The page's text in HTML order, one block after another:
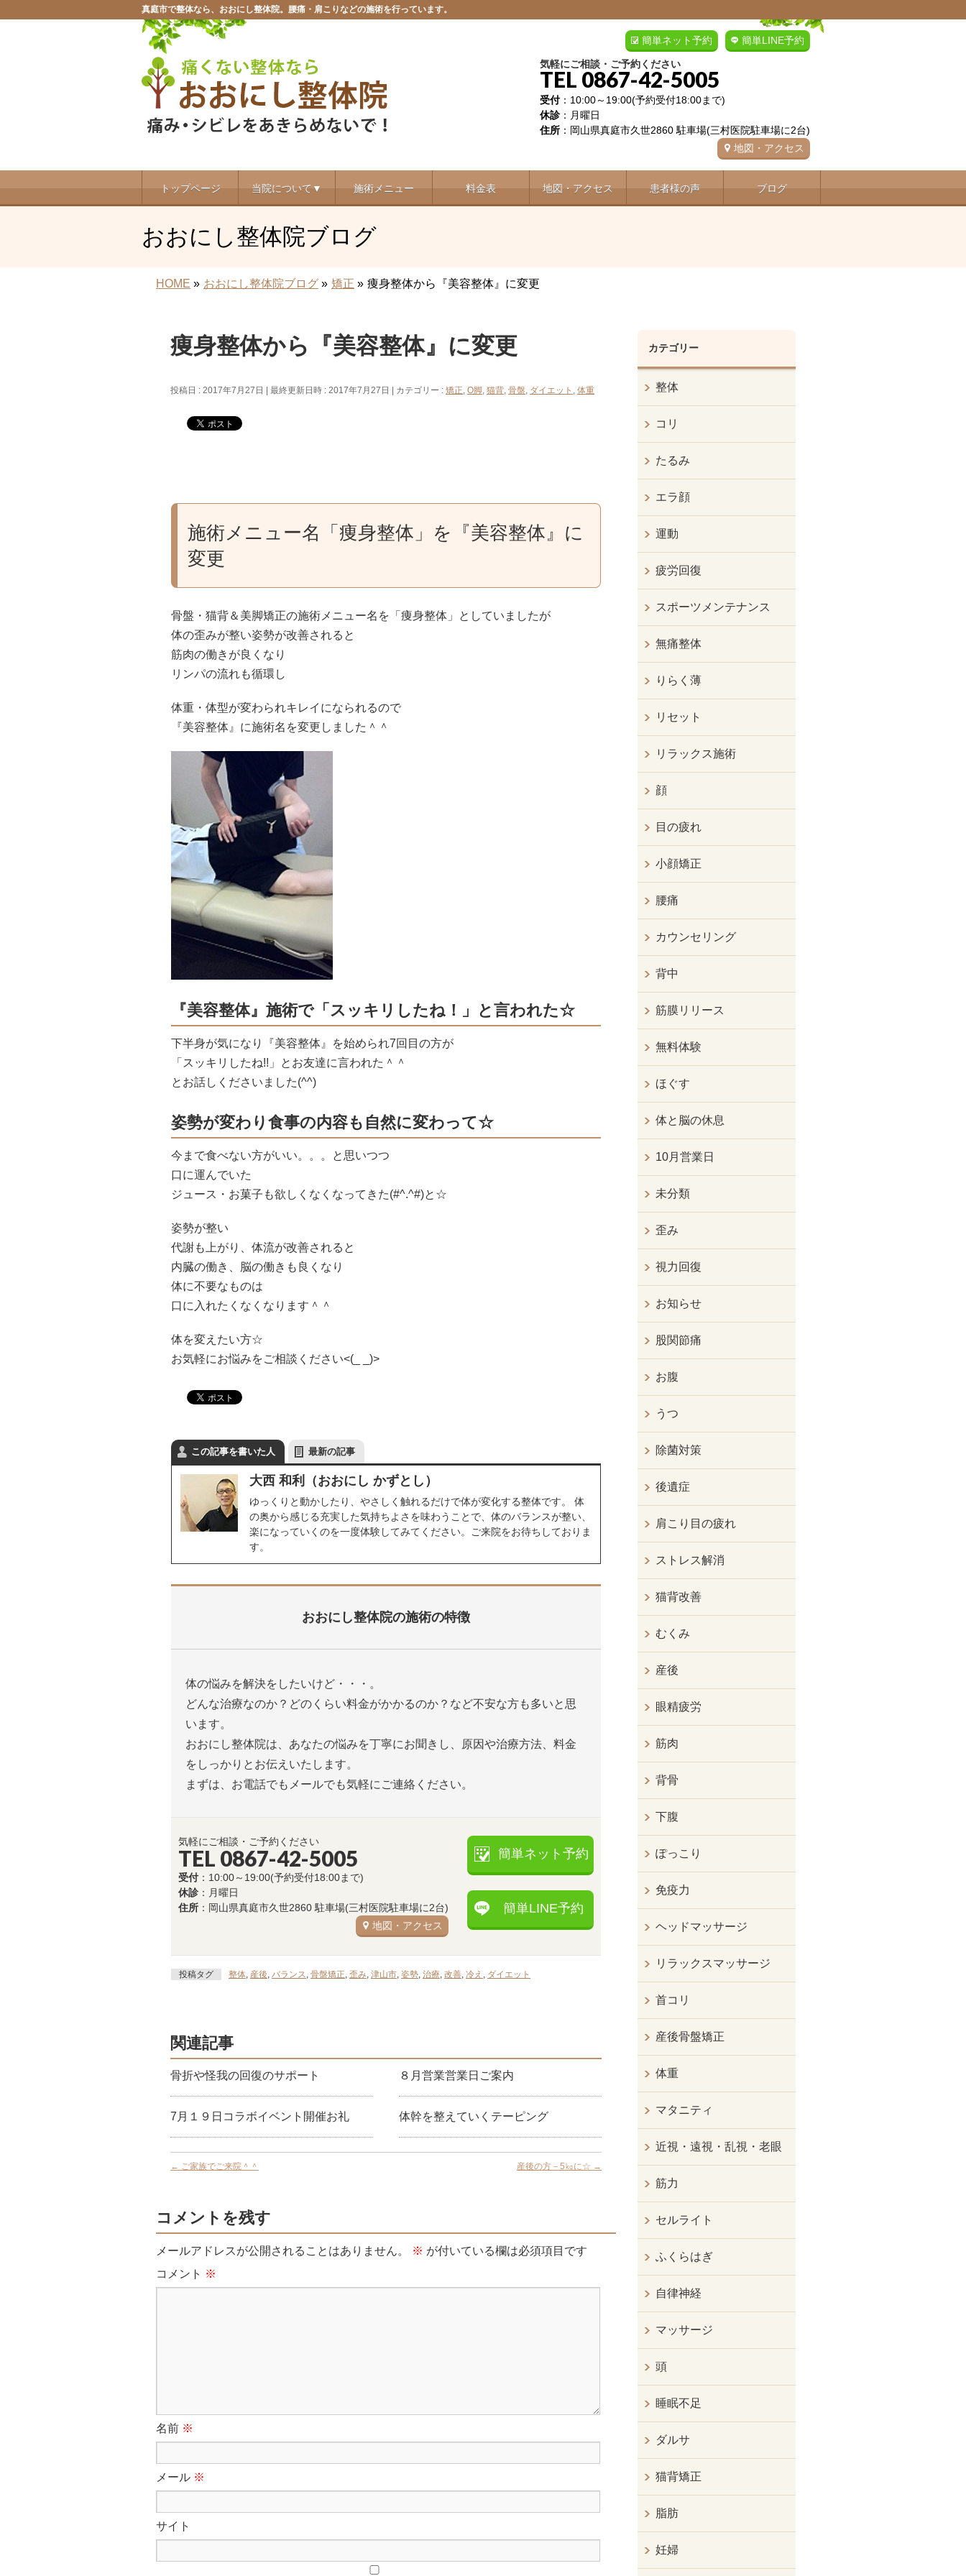
真庭市で整体なら、おおにし整体院。腰痛・肩こりなどの施術を行っています。
簡単LINE予約
簡単ネット予約
気軽にご相談・ご予約ください
TEL 0867-42-5005
受付：10:00～19:00(予約受付18:00まで)
休診：月曜日
住所 ：岡山県真庭市久世2860 駐車場(三村医院駐車場に2台)
地図・アクセス
トップページ 当院について▼ 施術メニュー 料金表 地図・アクセス 患者様の声 ブログ
おおにし整体院ブログ
HOME » おおにし整体院ブログ » 矯正 » 痩身整体から『美容整体』に変更
痩身整体から『美容整体』に変更
投稿日 : 2017年7月27日 最終更新日時 : 2017年7月27日 カテゴリー : 矯正, O脚, 猫背, 骨盤, ダイエット , 体重
施術メニュー名「痩身整体」を『美容整体』に
変更
骨盤・猫背＆美脚矯正の施術メニュー名を「痩身整体」としていましたが
体の歪みが整い姿勢が改善されると
筋肉の働きが良くなり
リンパの流れも循環し
体重・体型が変わられキレイになられるので
『美容整体』に施術名を変更しました＾＾
『美容整体』施術で「スッキリしたね！」と言われた☆
下半身が気になり『美容整体』を始められ7回目の方が
「スッキリしたね!!」とお友達に言われた＾＾
とお話しくださいました(^^)
姿勢が変わり食事の内容も自然に変わって☆
今まで食べない方がいい。。。と思いつつ
口に運んでいた
ジュース・お菓子も欲しくなくなってきた(#^.^#)と☆
姿勢が整い
代謝も上がり、体流が改善されると
内臓の働き、脳の働きも良くなり
体に不要なものは
口に入れたくなくなります＾＾
体を変えたい方☆
お気軽にお悩みをご相談ください<(_ _)>
この記事を書いた人 最新の記事
大西 和利（おおにし かずとし）
ゆっくりと動かしたり、やさしく触れるだけで体が変化する整体です。 体
の奥から感じる充実した気持ちよさを味わうことで、体のバランスが整い、
楽になっていくのを一度体験してみてください。ご来院をお待ちしておりま
す。
おおにし整体院の施術の特徴
体の悩みを解決をしたいけど・・・。
どんな治療なのか？どのくらい料金がかかるのか？など不安な方も多いと思
います。
おおにし整体院は、あなたの悩みを丁寧にお聞きし、原因や治療方法、料金
をしっかりとお伝えいたします。
まずは、お電話でもメールでも気軽にご連絡ください。
気軽にご相談・ご予約ください
TEL 0867-42-5005
受付 ：10:00～19:00(予約受付18:00まで)
休診 ：月曜日
住所 ：岡山県真庭市久世2860 駐車場(三村医院駐車場に2台)
地図・アクセス
簡単ネット予約
簡単LINE予約
投稿タグ 整体, 産後, バランス, 骨盤矯正, 歪み, 津山市, 姿勢, 治療, 改善, 冷え , ダイエット
関連記事
骨折や怪我の回復のサポート ８月営業営業日ご案内
7月１９日コラボイベント開催お礼 体幹を整えていくテーピング
← ご家族でご来院＾＾ 産後の方－5㎏に☆ →
コメントを残す
メールアドレスが公開されることはありません。 ※ が付いている欄は必須項目です
コメント ※
名前 ※
メール ※
サイト
カテゴリー
整体
コリ
たるみ
エラ顔
運動
疲労回復
スポーツメンテナンス
無痛整体
りらく薄
リセット
リラックス施術
顔
目の疲れ
小顔矯正
腰痛
カウンセリング
背中
筋膜リリース
無料体験
ほぐす
体と脳の休息
10月営業日
未分類
歪み
視力回復
お知らせ
股関節痛
お腹
うつ
除菌対策
後遺症
肩こり目の疲れ
ストレス解消
猫背改善
むくみ
産後
眼精疲労
筋肉
背骨
下腹
ぽっこり
免疫力
ヘッドマッサージ
リラックスマッサージ
首コリ
産後骨盤矯正
体重
マタニティ
近視・遠視・乱視・老眼
筋力
セルライト
ふくらはぎ
自律神経
マッサージ
頭
睡眠不足
ダルサ
猫背矯正
脂肪
妊婦